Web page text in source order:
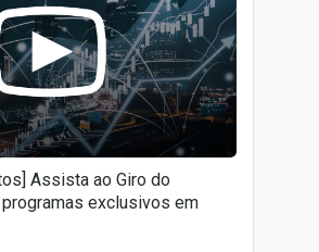
Assista ao Giro do
exclusivos em